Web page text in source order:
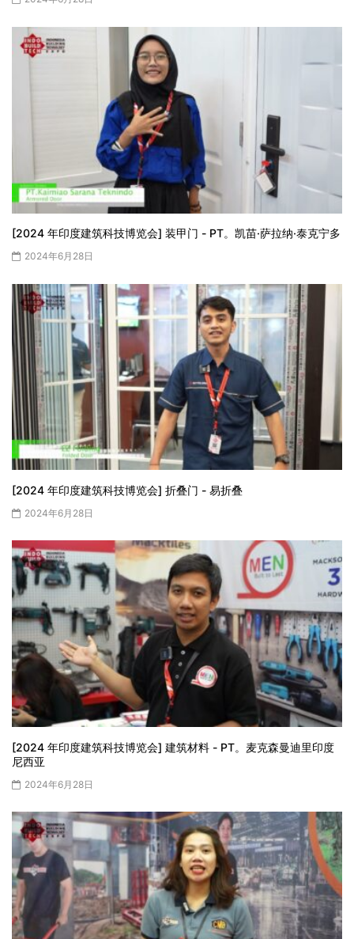
[2024 年印度建筑科技博览会] 装甲门 - PT。凯苗·萨拉纳·泰克宁多
2024年6月28日
[2024 年印度建筑科技博览会] 折叠门 - 易折叠
2024年6月28日
[2024 年印度建筑科技博览会] 建筑材料 - PT。麦克森曼迪里印度
尼西亚
2024年6月28日